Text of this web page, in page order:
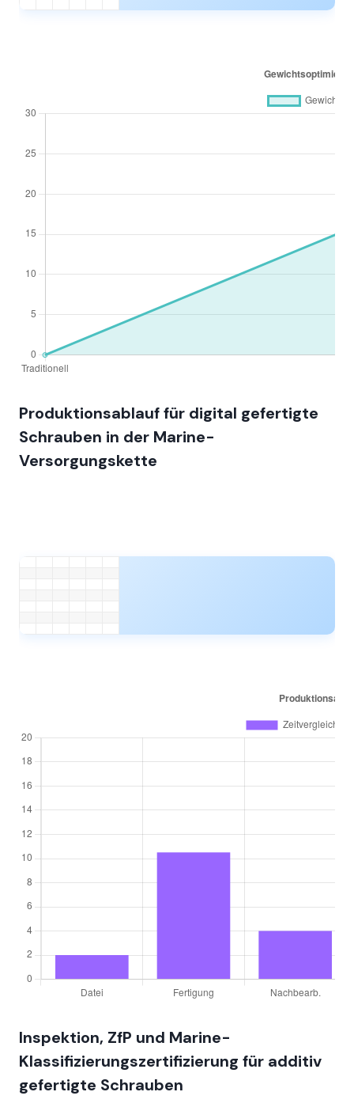
Produktionsablauf für digital gefertigte
Schrauben in der Marine-
Versorgungskette
Inspektion, ZfP und Marine-
Klassifizierungszertifizierung für additiv
gefertigte Schrauben